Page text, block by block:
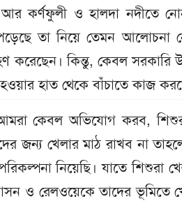
কর্ণফুলী ও হালদা নদীতে
তা নিয়ে তেমন আলোচনা
করেছেন। কিন্তু, কেবল সরকারি
হাত থেকে বাঁচাতে কাজ
কেবল অভিযোগ করব,
জন্য খেলার মাঠ রাখব না
পরিকল্পনা নিয়েছি। যাতে
ও রেলওয়েকে তাদের ভূমিতে